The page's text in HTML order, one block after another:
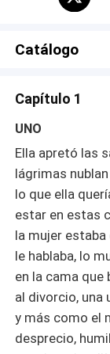
en juego, Sofia
eligió. En este
Catálogo
Capítulo 1
UNO
Ella apretó las
lágrimas
lo que ella
estar en estas
la mujer
le hablaba, lo
en la cama que
al divorcio, una
y más como el
desprecio,